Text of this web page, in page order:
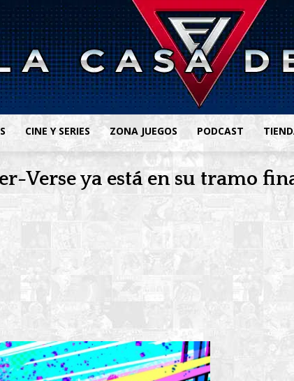
CINE Y SERIES ZONA JUEGOS PODCAST
Verse ya está en su tramo